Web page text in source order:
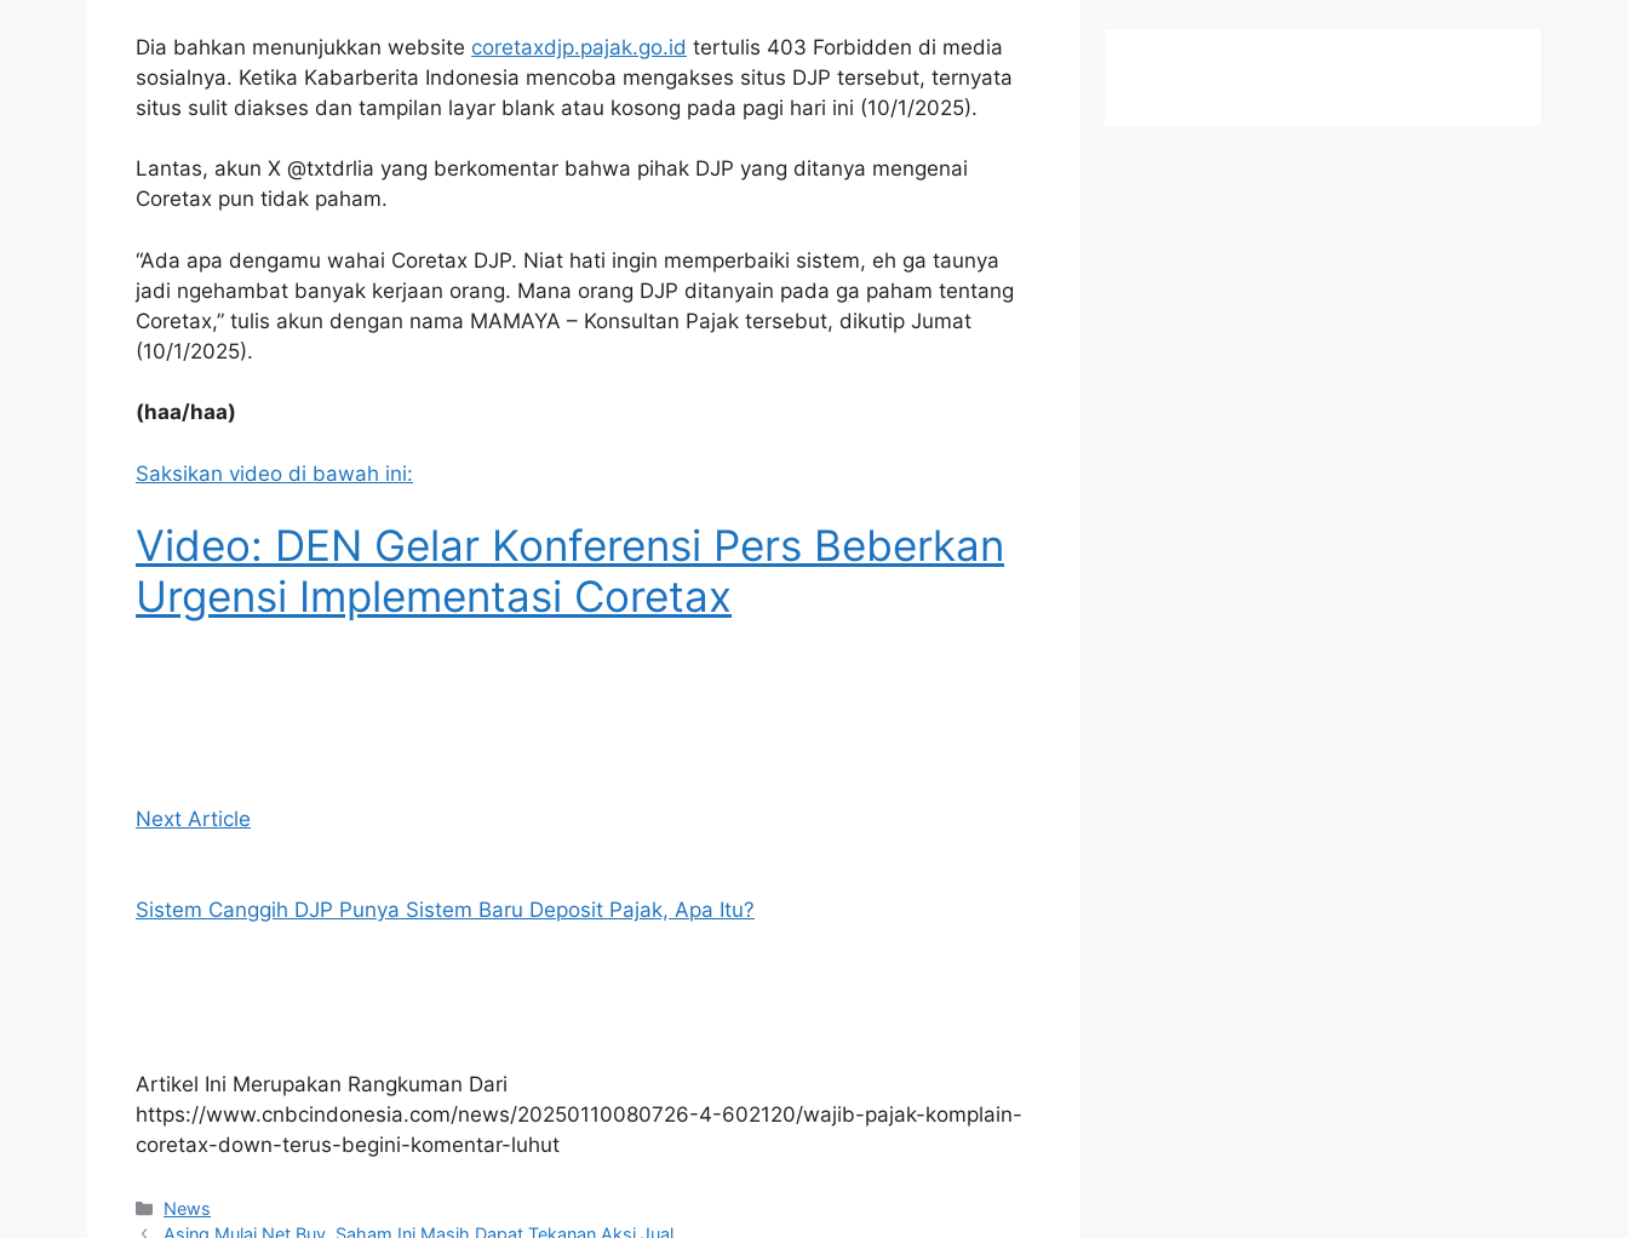
Dia bahkan menunjukkan website coretaxdjp.pajak.go.id tertulis 403 Forbidden di media
sosialnya. Ketika Kabarberita Indonesia mencoba mengakses situs DJP tersebut, ternyata
situs sulit diakses dan tampilan layar blank atau kosong pada pagi hari ini (10/1/2025).
Lantas, akun X @txtdrlia yang berkomentar bahwa pihak DJP yang ditanya mengenai
Coretax pun tidak paham.
“Ada apa dengamu wahai Coretax DJP. Niat hati ingin memperbaiki sistem, eh ga taunya
jadi ngehambat banyak kerjaan orang. Mana orang DJP ditanyain pada ga paham tentang
Coretax,” tulis akun dengan nama MAMAYA – Konsultan Pajak tersebut, dikutip Jumat
(10/1/2025).
(haa/haa)
Saksikan video di bawah ini:
Video: DEN Gelar Konferensi Pers Beberkan
Urgensi Implementasi Coretax
Next Article
Sistem Canggih DJP Punya Sistem Baru Deposit Pajak, Apa Itu?
Artikel Ini Merupakan Rangkuman Dari
https://www.cnbcindonesia.com/news/20250110080726-4-602120/wajib-pajak-komplain-
coretax-down-terus-begini-komentar-luhut
Kategori
News
Asing Mulai Net Buy, Saham Ini Masih Dapat Tekanan Aksi Jual